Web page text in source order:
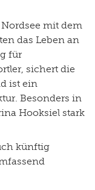
mit dem
das Leben an
für
sichert die
ist ein
Besonders in
Hooksiel stark
künftig